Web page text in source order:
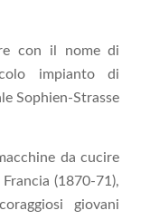
con il nome di
impianto di
Sophien-Strasse
da cucire
(1870-71),
giovani